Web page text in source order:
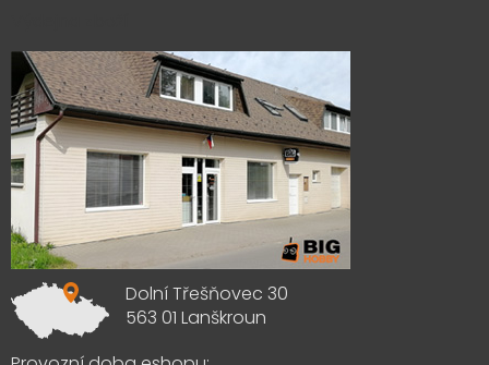
Dolní Třešňovec 30
563 01 Lanškroun